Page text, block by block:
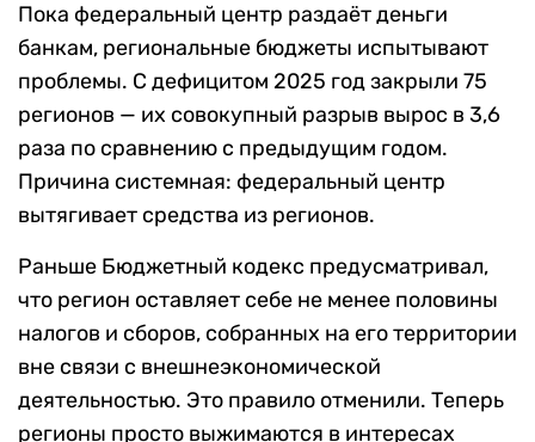
Пока федеральный центр раздаёт деньги
банкам, региональные бюджеты испытывают
проблемы. С дефицитом 2025 год закрыли 75
регионов — их совокупный разрыв вырос в 3,6
раза по сравнению с предыдущим годом.
Причина системная: федеральный центр
вытягивает средства из регионов.
Раньше Бюджетный кодекс предусматривал,
что регион оставляет себе не менее половины
налогов и сборов, собранных на его территории
вне связи с внешнеэкономической
деятельностью. Это правило отменили. Теперь
регионы просто выжимаются в интересах